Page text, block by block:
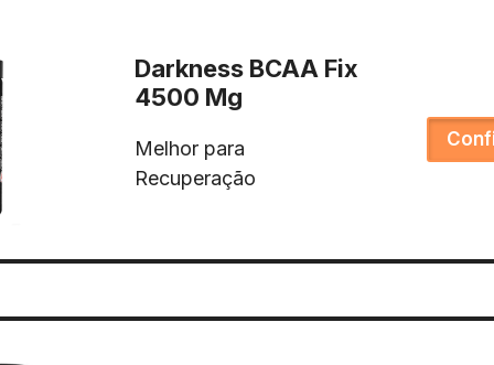
Darkness BCAA Fix
4500 Mg
Melhor para
Recuperação